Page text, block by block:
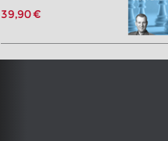
39,90 €